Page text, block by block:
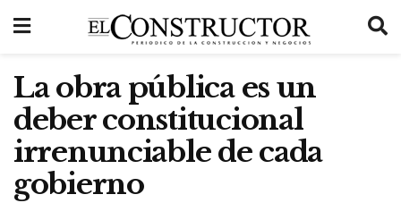
La obra pública es un
deber constitucional
irrenunciable de cada
gobierno